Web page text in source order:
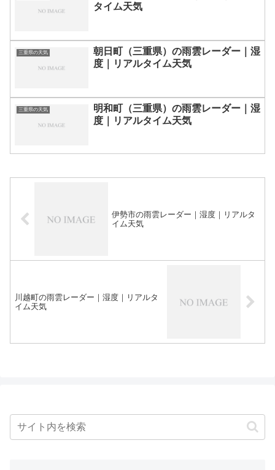
タイム天気
三重県の天気
朝日町（三重県）の雨雲レーダー｜湿
度｜リアルタイム天気
三重県の天気
明和町（三重県）の雨雲レーダー｜湿
度｜リアルタイム天気
伊勢市の雨雲レーダー｜湿度｜リアルタ
イム天気
川越町の雨雲レーダー｜湿度｜リアルタ
イム天気